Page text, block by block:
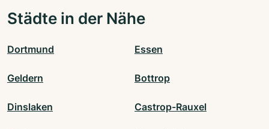
Städte in der Nähe
Dortmund Essen
Geldern Bottrop
Dinslaken Castrop-Rauxel